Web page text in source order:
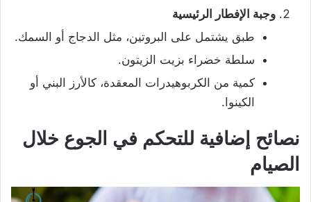
وجبة الإفطار الرئيسية
طبق يشتمل على البروتين، مثل الدجاج أو السمك.
سلطة خضراء بزيت الزيتون.
كمية من الكربوهيدرات المعقدة، كالأرز البني أو
الكينوا.
نصائح إضافية للتحكم في الجوع خلال
الصيام